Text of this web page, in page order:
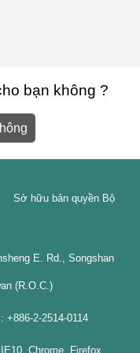
bạn không ?
Sở hữu bản quyền Bộ
E. Rd., Songshan
(R.O.C.)
2-2514-0114
Chrome, Firefox